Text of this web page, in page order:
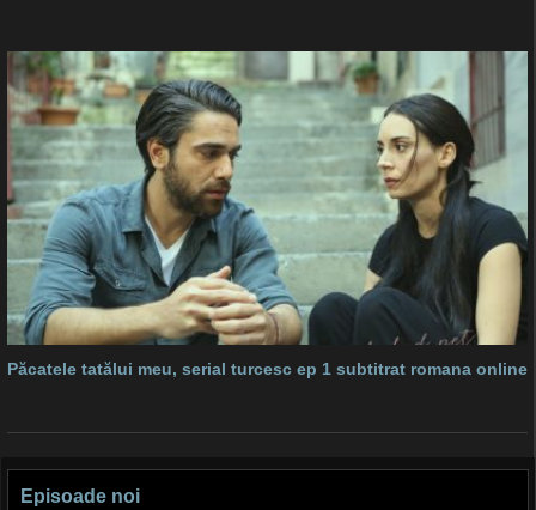
Păcatele tatălui meu, serial turcesc ep 1 subtitrat romana online
Episoade noi